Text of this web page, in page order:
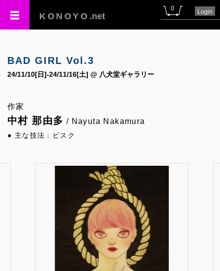
KONOYO .net
0 Login
BAD GIRL Vol.3
24/11/10[日]-24/11/16[土] @ 八犬堂ギャラリー
作家
中村 那由多 / Nayuta Nakamura
● 主な技法：ビスク